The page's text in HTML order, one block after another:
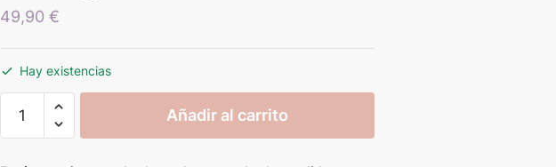
49,90 €
Hay existencias
Mariposa
Añadir al carrito